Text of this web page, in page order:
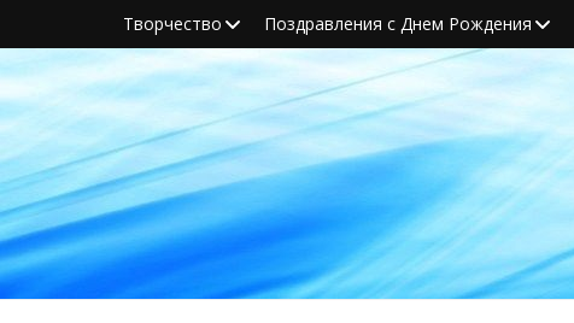
Творчество Поздравления с Днем Рождения